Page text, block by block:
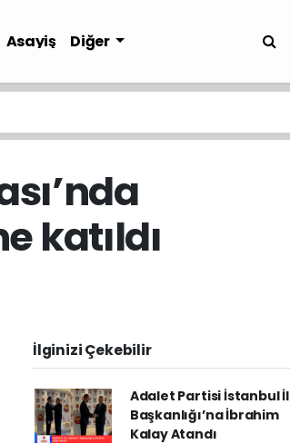
Asayiş Diğer
katıldı
İlginizi Çekebilir
Adalet Partisi İstanbul İl
Başkanlığı’na İbrahim
Kalay Atandı